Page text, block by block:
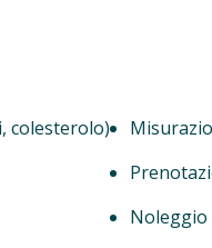
colesterolo)
Noleggio